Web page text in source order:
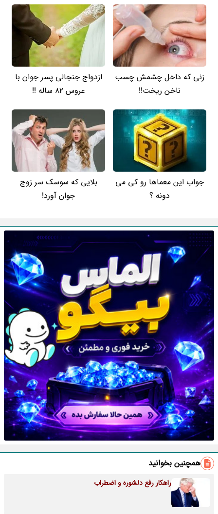
زنی که داخل چشمش چسب
ناخن ریخت!!
ازدواج جنجالی پسر جوان با
عروس 82 ساله !!
جواب این معماها رو کی می
دونه ؟
بلایی که سوسک سر زوج
جوان آورد!
همچنین بخوانید
راهکار رفع دلشوره و اضطراب